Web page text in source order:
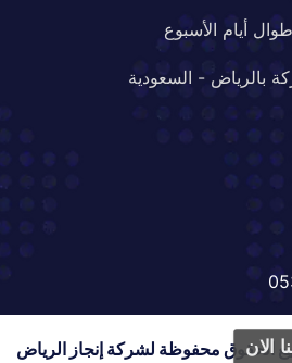
بالرياض - السعودية
الان